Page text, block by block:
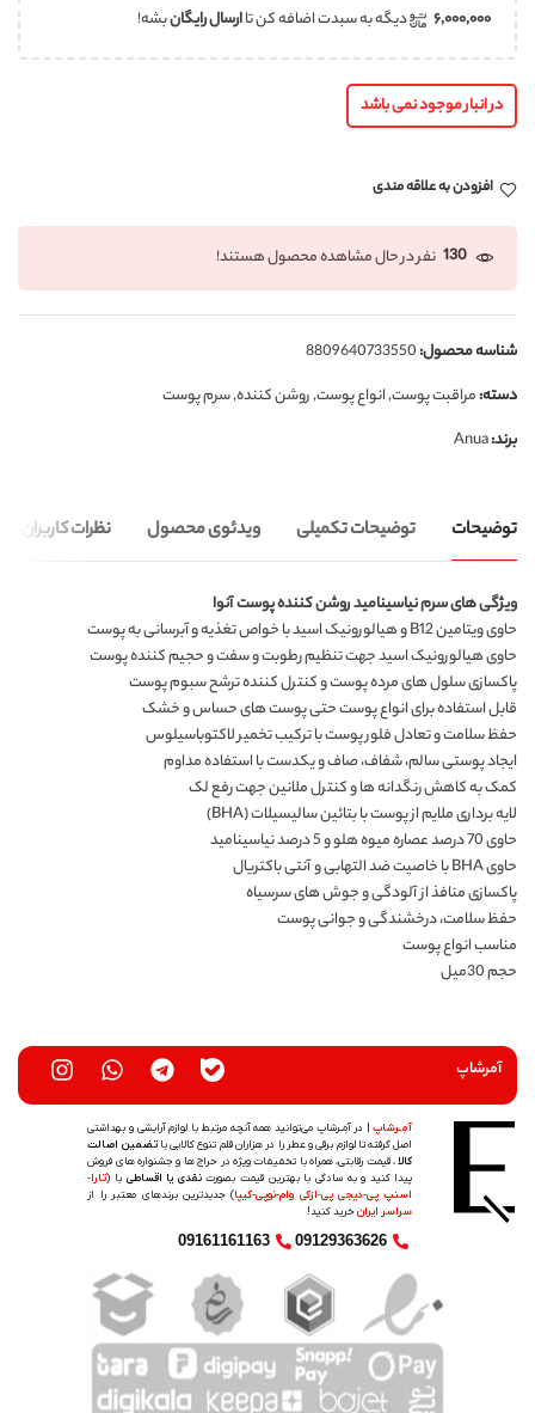
۶,۰۰۰,۰۰۰ دیگه به سبدت اضافه کن تاارسال رایگانبشه!
در انبار موجود نمی باشد
افزودن به علاقه مندی
130 نفر در حال مشاهده محصول هستند!
شناسه محصول:8809640733550
دسته:مراقبت پوست,انواع پوست,روشن کننده,سرم پوست
برند:Anua
توضیحات توضیحات تکمیلی ویدئوی محصول نظرات کاربران
ویژگی های سرم نیاسینامید روشن‌ کننده پوست آنوا
حاوی ویتامین B12 و هیالورونیک اسید با خواص تغذیه و آبرسانی به پوست
حاوی هیالورونیک اسید جهت تنظیم رطوبت و سفت و حجیم کننده پوست
پاکسازی سلول های مرده پوست و کنترل کننده ترشح سبوم پوست
قابل استفاده برای انواع پوست حتی پوست های حساس و خشک
حفظ سلامت و تعادل فلور پوست با ترکیب تخمیر لاکتوباسیلوس
ایجاد پوستی سالم، شفاف، صاف و یکدست با استفاده مداوم
کمک به کاهش رنگدانه ها و کنترل ملانین جهت رفع لک
لایه برداری ملایم از پوست با بتائین سالیسیلات (BHA)
حاوی 70 درصد عصاره میوه هلو و 5 درصد نیاسینامید
حاوی BHA با خاصیت ضد التهابی و آنتی باکتریال
پاکسازی منافذ از آلودگی و جوش های سرسیاه
حفظ سلامت، درخشندگی و جوانی پوست
مناسب انواع پوست
حجم 30میل
آمرشاپ
آمِـرشاپ| در آمِـرشاپ می‌توانید همه آنچه مرتبط با لوازم آرایشی و بهداشتی
اصل گرفته تا لوازم برقی و عطر را در هزاران قلم تنوع کالایی باتضمین اصالت
کالا، قیمت رقابتی، همراه با تخفیفات ویژه در حراج ها و جشنواره های فروش
پیدا کنید و به سادگی با بهترین قیمت بصورتنقدی یا اقساطی با (تارا-
اسنپ پی-دیجی پی-ازکی وام-نوپی-کیپا) جدیدترین‌ برندهای معتبر را از
سراسر ایرانخرید کنید!
09129363626
09161161163